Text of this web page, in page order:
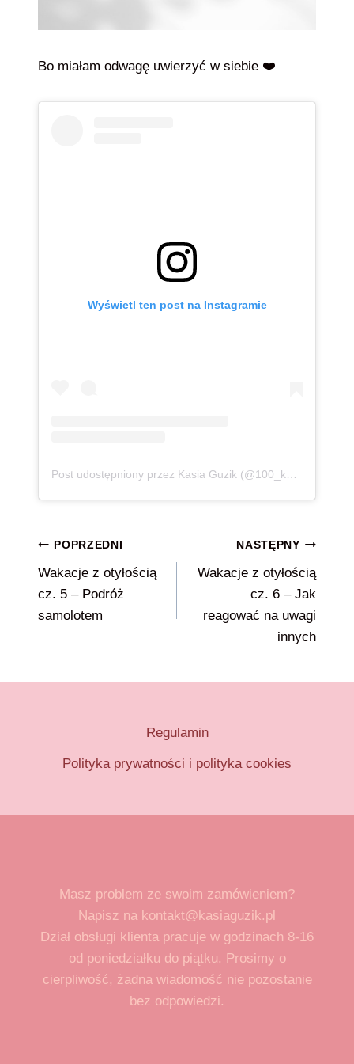
Bo miałam odwagę uwierzyć w siebie ❤️
Wyświetl ten post na Instagramie
Nawigacja
wpisu
POPRZEDNI
Wakacje z otyłością
cz. 5 – Podróż
samolotem
NASTĘPNY
Wakacje z otyłością
cz. 6 – Jak
reagować na uwagi
innych
Regulamin
Polityka prywatności i polityka cookies
Masz problem ze swoim zamówieniem?
Napisz na kontakt@kasiaguzik.pl
Dział obsługi klienta pracuje w godzinach 8-16
od poniedziałku do piątku. Prosimy o
cierpliwość, żadna wiadomość nie pozostanie
bez odpowiedzi.